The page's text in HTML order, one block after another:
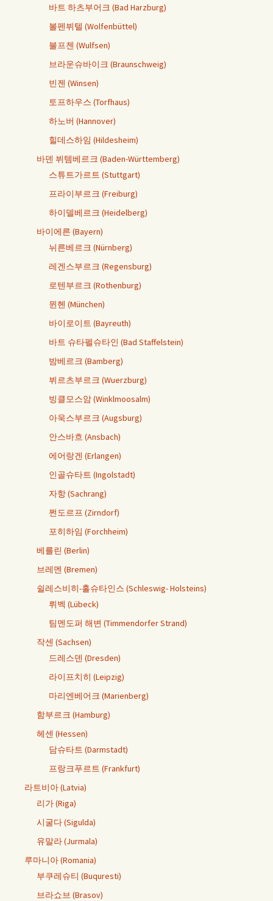
바트 하츠부어크 (Bad Harzburg)
볼펜뷔텔 (Wolfenbüttel)
불프젠 (Wulfsen)
브라운슈바이크 (Braunschweig)
빈젠 (Winsen)
토프하우스 (Torfhaus)
하노버 (Hannover)
힐데스하임 (Hildesheim)
바덴 뷔템베르크 (Baden-Württemberg)
스튜트가르트 (Stuttgart)
프라이부르크 (Freiburg)
하이델베르크 (Heidelberg)
바이에른 (Bayern)
뉘른베르크 (Nürnberg)
레겐스부르크 (Regensburg)
로텐부르크 (Rothenburg)
뮌헨 (München)
바이로이트 (Bayreuth)
바트 슈타펠슈타인 (Bad Staffelstein)
밤베르크 (Bamberg)
뷔르츠부르크 (Wuerzburg)
빙클모스암 (Winklmoosalm)
아욱스부르크 (Augsburg)
안스바흐 (Ansbach)
에어랑겐 (Erlangen)
인골슈타트 (Ingolstadt)
자항 (Sachrang)
쩐도르프 (Zirndorf)
포히하임 (Forchheim)
베를린 (Berlin)
브레멘 (Bremen)
쉴레스비히-홀슈타인스 (Schleswig- Holsteins)
뤼벡 (Lübeck)
팀멘도퍼 해변 (Timmendorfer Strand)
작센 (Sachsen)
드레스덴 (Dresden)
라이프치히 (Leipzig)
마리엔베어크 (Marienberg)
함부르크 (Hamburg)
헤센 (Hessen)
담슈타트 (Darmstadt)
프랑크푸르트 (Frankfurt)
라트비아 (Latvia)
리가 (Riga)
시굴다 (Sigulda)
유말라 (Jurmala)
루마니아 (Romania)
부쿠레슈티 (Buquresti)
브라쇼브 (Brasov)